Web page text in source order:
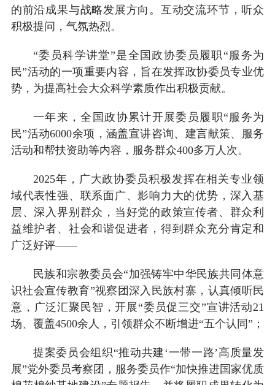
的前沿成果与战略发展方向。互动交流环节，听众
积极提问，气氛热烈。
“委员科学讲堂”是全国政协委员履职“服务为
民”活动的一项重要内容，旨在发挥政协委员专业优
势，为提高社会大众科学素质作出积极贡献。
一年来，全国政协累计开展委员履职“服务为
民”活动6000余项，涵盖宣讲咨询、建言献策、服务
活动和帮扶资助等内容，服务群众400多万人次。
2025年，广大政协委员积极发挥在相关专业领
域代表性强、联系面广、影响力大的优势，深入基
层、深入界别群众，当好党的政策宣传者、群众利
益维护者、社会和谐促进者，得到群众充分肯定和
广泛好评——
民族和宗教委员会“加强铸牢中华民族共同体意
识社会宣传教育”视察团深入民族村寨，认真倾听民
意，广泛汇聚民智，开展“委员促三交”宣讲活动21
场、覆盖4500余人，引领群众不断增进“五个认同”；
提案委员会组织“推动共建‘一带一路’高质量发
展”党外委员考察团，服务委员作“加快推进国家优质